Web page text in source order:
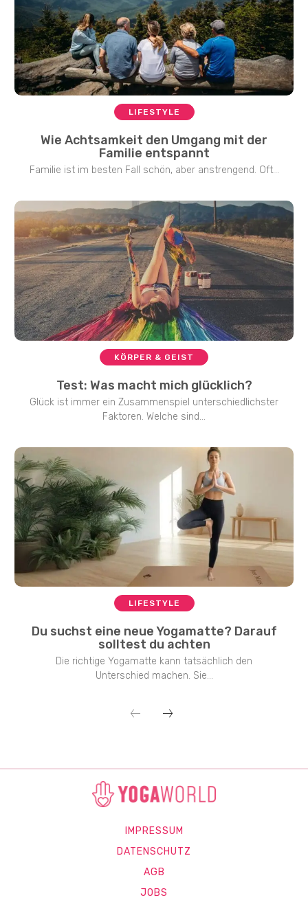
LIFESTYLE
Wie Achtsamkeit den Umgang mit der
Familie entspannt
Familie ist im besten Fall schön, aber anstrengend. Oft...
KÖRPER & GEIST
Test: Was macht mich glücklich?
Glück ist immer ein Zusammenspiel unterschiedlichster
Faktoren. Welche sind...
LIFESTYLE
Du suchst eine neue Yogamatte? Darauf
solltest du achten
Die richtige Yogamatte kann tatsächlich den
Unterschied machen. Sie...
IMPRESSUM
DATENSCHUTZ
AGB
JOBS